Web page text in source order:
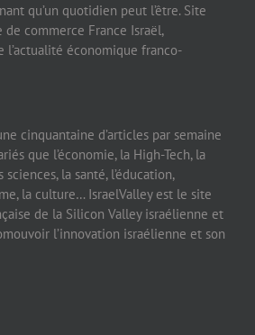
qu’un quotidien peut l’être. Site
commerce France Israël,
l’actualité économique franco-
cinquantaine d’articles par semaine
que l’économie, la High-Tech, la
la santé, l’éducation,
la culture… IsraelValley est le site
de la Silicon Valley israélienne et
l’innovation israélienne et son